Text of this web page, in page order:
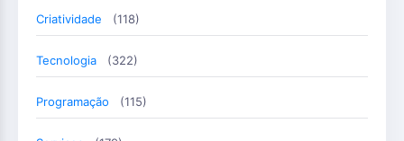
Criatividade (118)
Tecnologia (322)
Programação (115)